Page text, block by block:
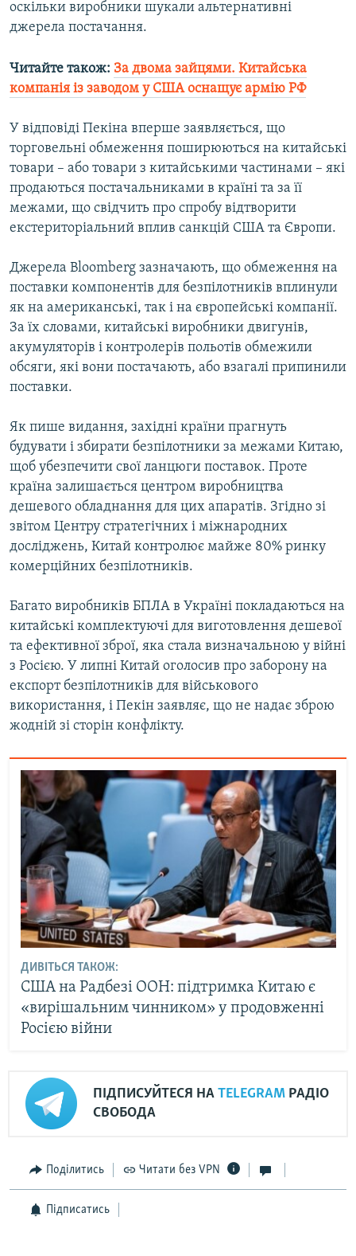
оскільки виробники шукали альтернативні
джерела постачання.
Читайте також: За двома зайцями. Китайська
компанія із заводом у США оснащує армію РФ
У відповіді Пекіна вперше заявляється, що
торговельні обмеження поширюються на китайські
товари – або товари з китайськими частинами – які
продаються постачальниками в країні та за її
межами, що свідчить про спробу відтворити
екстериторіальний вплив санкцій США та Європи.
Джерела Bloomberg зазначають, що обмеження на
поставки компонентів для безпілотників вплинули
як на американські, так і на європейські компанії.
За їх словами, китайські виробники двигунів,
акумуляторів і контролерів польотів обмежили
обсяги, які вони постачають, або взагалі припинили
поставки.
Як пише видання, західні країни прагнуть
будувати і збирати безпілотники за межами Китаю,
щоб убезпечити свої ланцюги поставок. Проте
країна залишається центром виробництва
дешевого обладнання для цих апаратів. Згідно зі
звітом Центру стратегічних і міжнародних
досліджень, Китай контролює майже 80% ринку
комерційних безпілотників.
Багато виробників БПЛА в Україні покладаються на
китайські комплектуючі для виготовлення дешевої
та ефективної зброї, яка стала визначальною у війні
з Росією. У липні Китай оголосив про заборону на
експорт безпілотників для військового
використання, і Пекін заявляє, що не надає зброю
жодній зі сторін конфлікту.
ДИВІТЬСЯ ТАКОЖ:
США на Радбезі ООН: підтримка Китаю є
«вирішальним чинником» у продовженні
Росією війни
ПІДПИСУЙТЕСЯ НА TELEGRAM РАДІО
СВОБОДА
Поділитись Читати без VPN
Підписатись